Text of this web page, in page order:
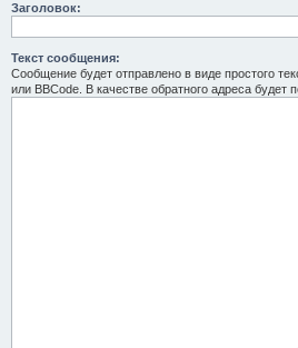
Заголовок:
Текст сообщения:
Сообщение будет отправлено в виде простого
или BBCode. В качестве обратного адреса будет